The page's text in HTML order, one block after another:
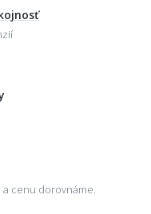
a cenu dorovnáme.